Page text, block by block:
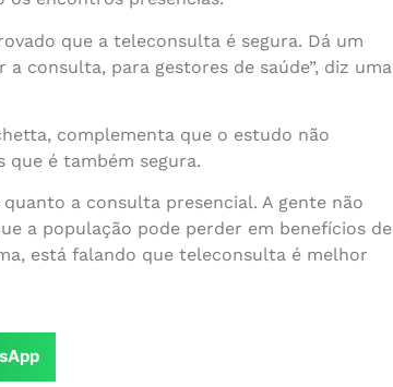
que a teleconsulta é segura. Dá um
consulta, para gestores de saúde”, diz uma
complementa que o estudo não
que é também segura.
a consulta presencial. A gente não
a população pode perder em benefícios de
está falando que teleconsulta é melhor